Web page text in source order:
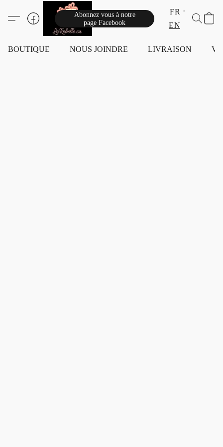
Abonnez vous à notre
page Facebook
FR
EN
BOUTIQUE NOUS JOINDRE LIVRAISON